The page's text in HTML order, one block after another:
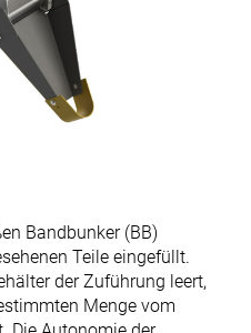
Bandbunker (BB)
Teile eingefüllt.
der Zuführung leert,
Menge vom